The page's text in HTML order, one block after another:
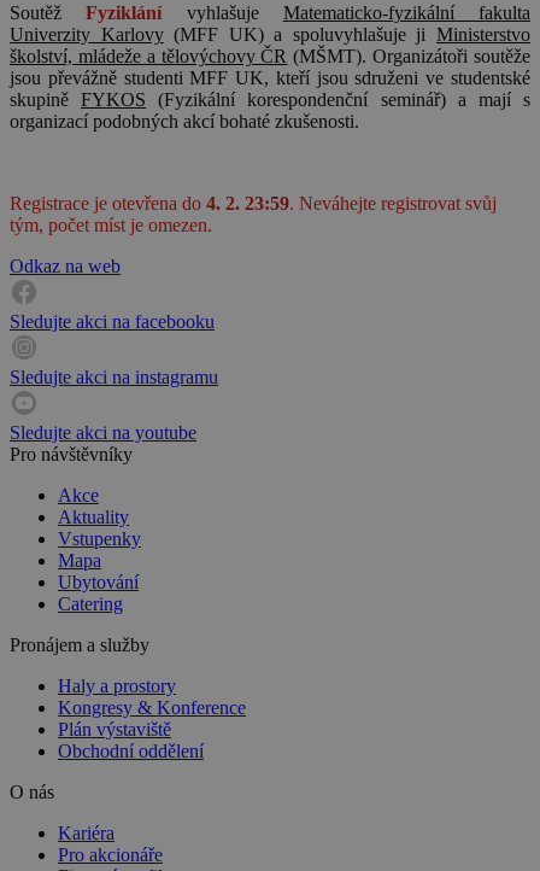
SoutěžFyziklánívyhlašuje Matematicko-fyzikální fakulta
Univerzity Karlovy(MFF UK) a spoluvyhlašuje jiMinisterstvo
školství, mládeže a tělovýchovy ČR (MŠMT). Organizátoři soutěže
jsou převážně studenti MFF UK, kteří jsou sdruženi ve studentské
skupiněFYKOS (Fyzikální korespondenční seminář) a mají s
organizací podobných akcí bohaté zkušenosti.
Registrace je otevřena do 4. 2. 23:59. Neváhejte registrovat svůj
tým, počet míst je omezen.
Odkaz na web
Sledujte akci na facebooku
Sledujte akci na instagramu
Sledujte akci na youtube
Pro návštěvníky
Akce
Aktuality
Vstupenky
Mapa
Ubytování
Catering
Pronájem a služby
Haly a prostory
Kongresy & Konference
Plán výstaviště
Obchodní oddělení
O nás
Kariéra
Pro akcionáře